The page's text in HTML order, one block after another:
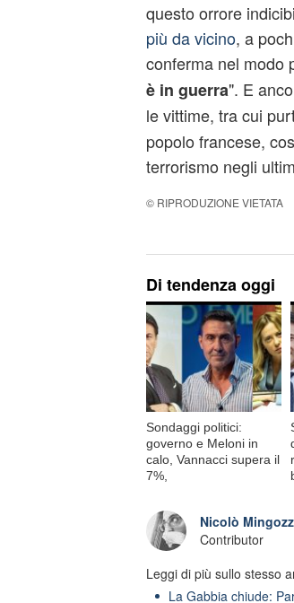
questo orrore
più da vicino, a
conferma nel modo
è in guerra". E
le vittime, tra cui
popolo francese,
terrorismo negli
© RIPRODUZIONE VIETATA
Di tendenza oggi
Sondaggi politici:
governo e Meloni in
calo, Vannacci supera il
7%,
Nicolò
Contributor
Leggi di più sullo stesso
La Gabbia chiude: